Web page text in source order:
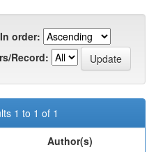
In order:
Record:
1 to 1 of 1
Author(s)